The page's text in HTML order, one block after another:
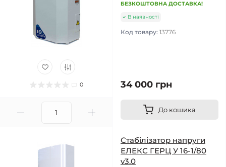
0
БЕЗКОШТОВНА ДОСТАВКА!
В наявності
Код товару: 13776
34 000 грн
До кошика
Стабілізатор напруги
ЕЛЕКС ГЕРЦ У 16-1/80
v3.0